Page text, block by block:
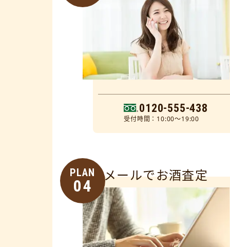
0120-555-438
受付時間：10:00～19:00
PLAN
04
メールでお酒査定